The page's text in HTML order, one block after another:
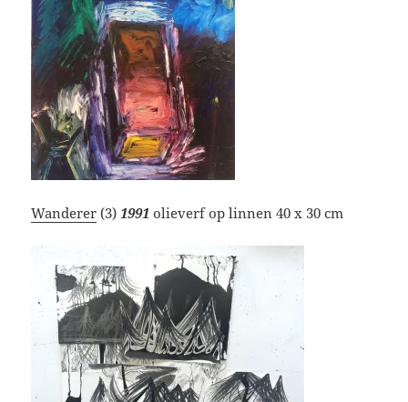
Wanderer (3)1991 olieverf op linnen 40 x 30 cm